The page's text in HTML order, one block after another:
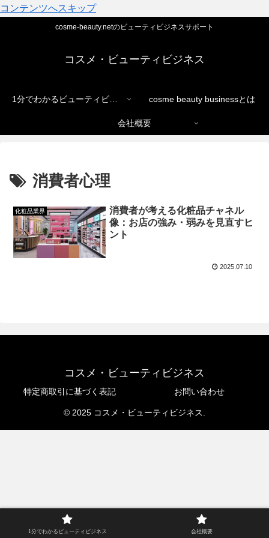
コンテンツへスキップ
cosme-beauty.netのビューティビジネスサポート
コスメ・ビューティビジネス
1分でわかるビューティビジネス cosme beauty businessとは
会社概要
消費者心理
化粧品業界
消費者が考える化粧品チャネル
像：お店の強み・弱みを見直すヒ
ント
2025.07.10
コスメ・ビューティビジネス
特定商取引に基づく表記 お問い合わせ
© 2025 コスメ・ビューティビジネス.
1分でわかるビューティビジネス 会社概要